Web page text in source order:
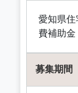
愛知県住
費補助金
募集期間